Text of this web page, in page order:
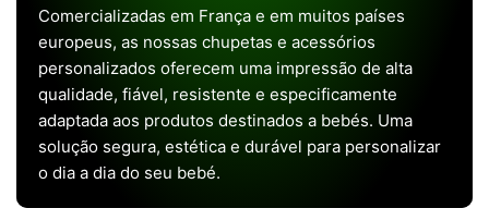
Comercializadas em França e em muitos países
europeus, as nossas chupetas e acessórios
personalizados oferecem uma impressão de alta
qualidade, fiável, resistente e especificamente
adaptada aos produtos destinados a bebés. Uma
solução segura, estética e durável para personalizar
o dia a dia do seu bebé.